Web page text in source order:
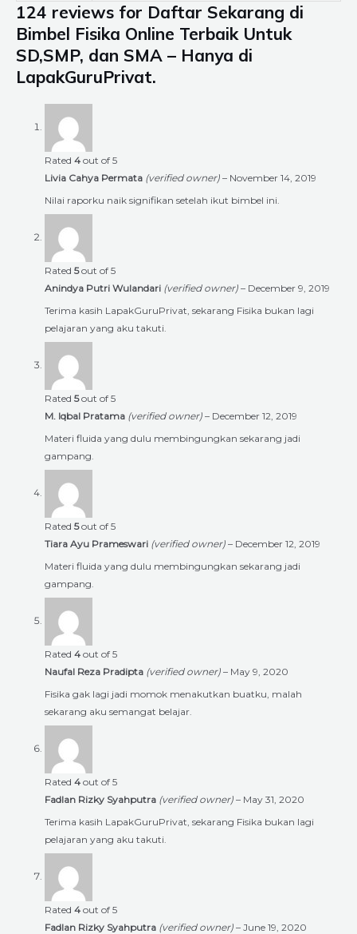
124 reviews for Daftar Sekarang di
Bimbel Fisika Online Terbaik Untuk
SD,SMP, dan SMA – Hanya di
LapakGuruPrivat.
Rated 4 out of 5
Livia Cahya Permata (verified owner) – November 14, 2019
Nilai raporku naik signifikan setelah ikut bimbel ini.
Rated 5out of 5
Anindya Putri Wulandari (verified owner) – December 9, 2019
Terima kasih LapakGuruPrivat, sekarang Fisika bukan lagi
pelajaran yang aku takuti.
Rated 5out of 5
M. Iqbal Pratama (verified owner) – December 12, 2019
Materi fluida yang dulu membingungkan sekarang jadi
gampang.
Rated 5out of 5
Tiara Ayu Prameswari (verified owner) – December 12, 2019
Materi fluida yang dulu membingungkan sekarang jadi
gampang.
Rated 4 out of 5
Naufal Reza Pradipta (verified owner) – May 9, 2020
Fisika gak lagi jadi momok menakutkan buatku, malah
sekarang aku semangat belajar.
Rated 4 out of 5
Fadlan Rizky Syahputra (verified owner) – May 31, 2020
Terima kasih LapakGuruPrivat, sekarang Fisika bukan lagi
pelajaran yang aku takuti.
Rated 4 out of 5
Fadlan Rizky Syahputra (verified owner) – June 19, 2020